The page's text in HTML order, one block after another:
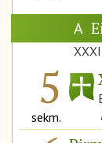
A
5
sekm.